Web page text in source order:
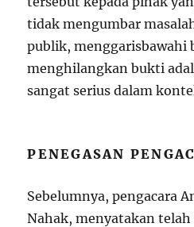
tidak mengumbar
publik, menggarisbawahi
menghilangkan bukti
sangat serius dalam
PENEGASAN
Sebelumnya, pengacara
Nahak, menyatakan